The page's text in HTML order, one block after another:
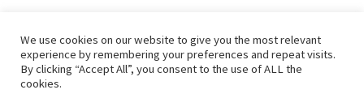
We use cookies on our website to give you the most relevant
experience by remembering your preferences and repeat visits.
By clicking “Accept All”, you consent to the use of ALL the
cookies.